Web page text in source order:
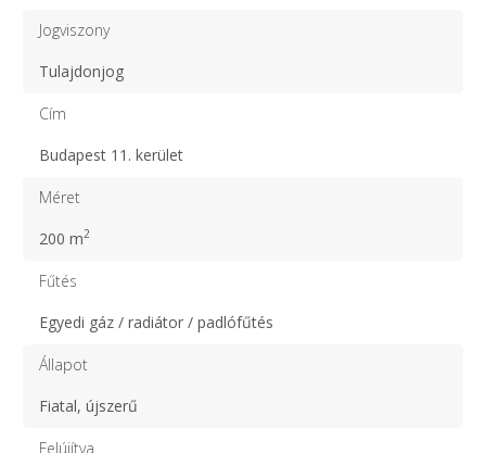
Jogviszony
Tulajdonjog
Cím
Budapest 11. kerület
Méret
200 m2
Fűtés
Egyedi gáz / radiátor / padlófűtés
Állapot
Fiatal, újszerű
Felújítva